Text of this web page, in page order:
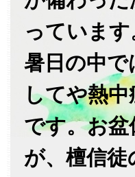
っていま
暑日の中で
してや熱
です。お
が、檀信徒